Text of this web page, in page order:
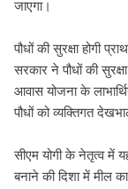
जाएगा।
पौधों की सुरक्षा होगी
सरकार ने पौधों की
आवास योजना के
पौधों को व्यक्तिगत
सीएम योगी के नेतृत्व में
बनाने की दिशा में मील